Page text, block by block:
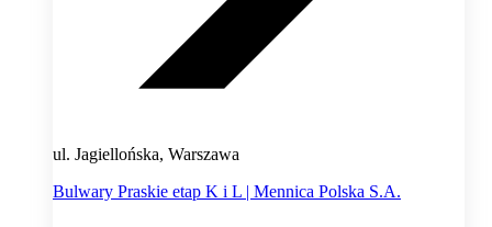
ul. Jagiellońska, Warszawa
Bulwary Praskie etap K i L | Mennica Polska S.A.